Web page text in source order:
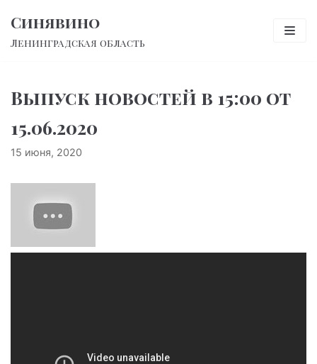
Перейти
к
Синявино
Ленинградская область
Выпуск новостей в 15:00 от
15.06.2020
15 июня, 2020